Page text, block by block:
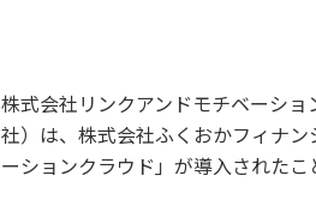
株式会社リンクアンドモチベーシ
社）は、株式会社ふくおかフィナ
ーションクラウド」が導入されたこ